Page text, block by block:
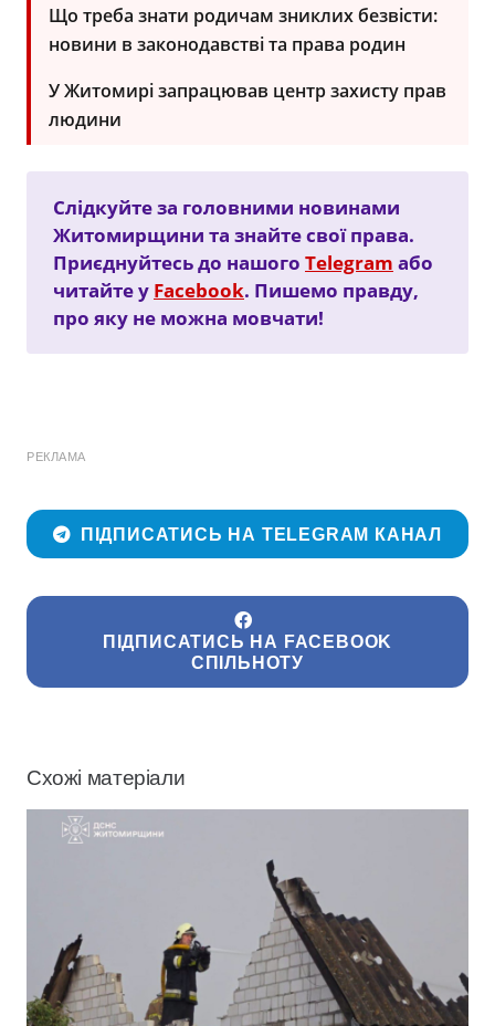
Що треба знати родичам зниклих безвісти:
новини в законодавстві та права родин
У Житомирі запрацював центр захисту прав
людини
Слідкуйте за головними новинами
Житомирщини та знайте свої права.
Приєднуйтесь до нашого Telegram або
читайте у Facebook. Пишемо правду,
про яку не можна мовчати!
РЕКЛАМА
ПІДПИСАТИСЬ НА TELEGRAM КАНАЛ
ПІДПИСАТИСЬ НА FACEBOOK
СПІЛЬНОТУ
Схожі матеріали